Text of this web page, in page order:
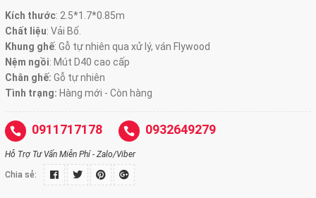
Kích thước: 2.5*1.7*0.85m
Chất liệu: Vải Bố.
Khung ghế: Gỗ tự nhiên qua xử lý, ván Flywood
Nệm ngồi: Mút D40 cao cấp
Chân ghế: Gỗ tự nhiên
Tình trạng: Hàng mới - Còn hàng
0911717178 0932649279
Hỗ Trợ Tư Vấn Miễn Phí - Zalo/Viber
Chia sẻ: